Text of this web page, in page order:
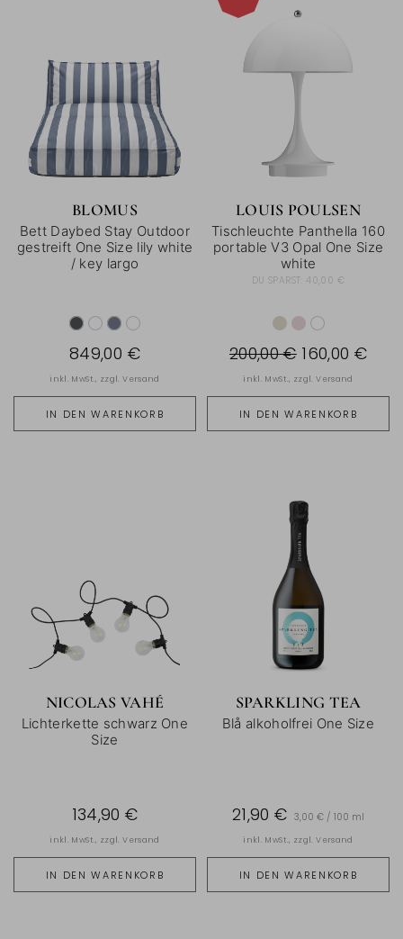
BLOMUS
Bett Daybed Stay Outdoor
gestreift One Size lily white
/ key largo
IN DEN WARENKORB
849,00 €
inkl. MwSt., zzgl.Versand
LOUIS POULSEN
Tischleuchte Panthella 160
portable V3 Opal One Size
white
DU SPARST:40,00 €
IN DEN WARENKORB
200,00 € 160,00 €
inkl. MwSt., zzgl.Versand
NICOLAS VAHÉ
Lichterkette schwarz One
Size
IN DEN WARENKORB
134,90 €
inkl. MwSt., zzgl.Versand
SPARKLING TEA
Blå alkoholfrei One Size
IN DEN WARENKORB
21,90 € 3,00 € / 100 ml
inkl. MwSt., zzgl.Versand